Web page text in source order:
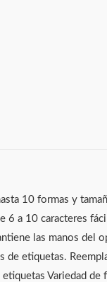
10 formas y
a 10 caracteres
las manos del
de etiquetas.
Variedad de